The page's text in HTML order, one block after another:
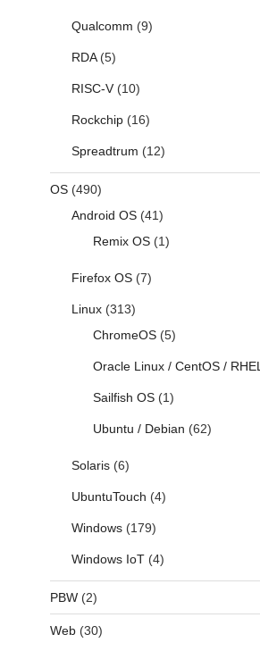
Qualcomm (9)
RDA(5)
RISC-V(10)
Rockchip(16)
Spreadtrum (12)
OS(490)
Android OS(41)
Remix OS(1)
Firefox OS(7)
Linux(313)
ChromeOS(5)
Oracle Linux / CentOS / RHEL
Sailfish OS(1)
Ubuntu / Debian (62)
Solaris(6)
UbuntuTouch (4)
Windows(179)
Windows IoT(4)
PBW(2)
Web(30)